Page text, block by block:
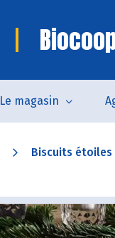
Le magasin
Biscuits étoiles